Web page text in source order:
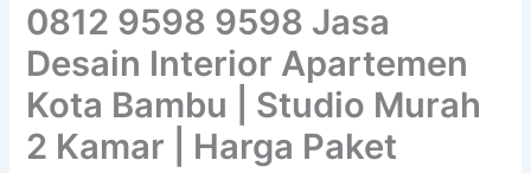
0812 9598 9598 Jasa
Desain Interior Apartemen
Kota Bambu | Studio Murah
2 Kamar | Harga Paket